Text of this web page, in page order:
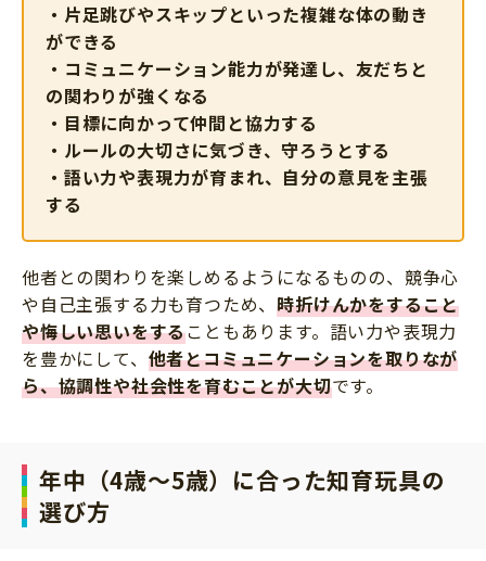
・片足跳びやスキップといった複雑な体の動き
ができる
・コミュニケーション能力が発達し、友だちと
の関わりが強くなる
・目標に向かって仲間と協力する
・ルールの大切さに気づき、守ろうとする
・語い力や表現力が育まれ、自分の意見を主張
する
他者との関わりを楽しめるようになるものの、競争心
や自己主張する力も育つため、時折けんかをすること
や悔しい思いをすることもあります。語い力や表現力
を豊かにして、 他者とコミュニケーションを取りなが
ら、協調性や社会性を育むことが大切です。
年中（4歳～5歳）に合った知育玩具の
選び方